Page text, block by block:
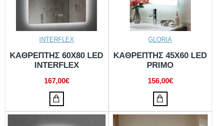
INTERFLEX
ΚΑΘΡΕΠΤΗΣ 60X80 LED
INTERFLEX
167,00€
GLORIA
KΑΘΡΕΠΤΗΣ 45X60 LED
PRIMO
156,00€